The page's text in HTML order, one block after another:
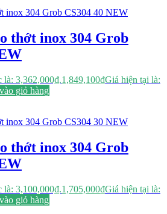
thớt inox 304 Grob
là: 3,362,000₫.1,849,100₫Giá hiện tại là:
giỏ hàng
thớt inox 304 Grob
là: 3,100,000₫.1,705,000₫Giá hiện tại là:
giỏ hàng